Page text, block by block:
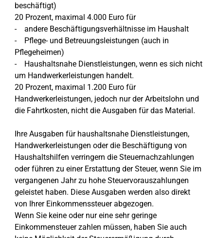
beschäftigt)
20 Prozent, maximal 4.000 Euro für
- andere Beschäftigungsverhältnisse im Haushalt
- Pflege- und Betreuungsleistungen (auch in
Pflegeheimen)
- Haushaltsnahe Dienstleistungen, wenn es sich nicht
um Handwerkerleistungen handelt.
20 Prozent, maximal 1.200 Euro für
Handwerkerleistungen, jedoch nur der Arbeitslohn und
die Fahrtkosten, nicht die Ausgaben für das Material.
Ihre Ausgaben für haushaltsnahe Dienstleistungen,
Handwerkerleistungen oder die Beschäftigung von
Haushaltshilfen verringern die Steuernachzahlungen
oder führen zu einer Erstattung der Steuer, wenn Sie im
vergangenen Jahr zu hohe Steuervorauszahlungen
geleistet haben. Diese Ausgaben werden also direkt
von Ihrer Einkommenssteuer abgezogen.
Wenn Sie keine oder nur eine sehr geringe
Einkommensteuer zahlen müssen, haben Sie auch